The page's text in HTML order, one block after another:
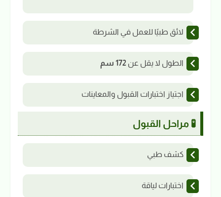
لائق طبيًا للعمل في الشرطة
الطول لا يقل عن 172 سم
اجتياز اختبارات القبول والمعاينات
🧪 مراحل القبول
كشف طبي
اختبارات لياقة